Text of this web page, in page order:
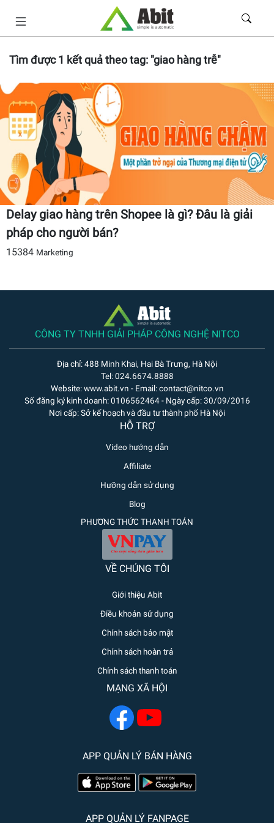
Tìm được1 kết quả theo tag: "giao hàng trễ"
Delay giao hàng trên Shopee là gì? Đâu là giải
pháp cho người bán?
15384 Marketing
CÔNG TY TNHH GIẢI PHÁP CÔNG NGHỆ NITCO
Địa chỉ: 488 Minh Khai, Hai Bà Trưng, Hà Nội
Tel: 024.6674.8888
Website: www.abit.vn - Email: contact@nitco.vn
Số đăng ký kinh doanh: 0106562464 - Ngày cấp: 30/09/2016
Nơi cấp: Sở kế hoạch và đầu tư thành phố Hà Nội
HỖ TRỢ
Video hướng dẫn
Affiliate
Hưỡng dẫn sử dụng
Blog
PHƯƠNG THỨC THANH TOÁN
VỀ CHÚNG TÔI
Giới thiệu Abit
Điều khoản sử dụng
Chính sách bảo mật
Chính sách hoàn trả
Chính sách thanh toán
MẠNG XÃ HỘI
APP QUẢN LÝ BÁN HÀNG
APP QUẢN LÝ FANPAGE